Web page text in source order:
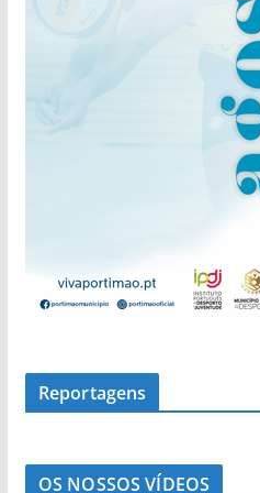
Reportagens
OS NOSSOS VÍDEOS